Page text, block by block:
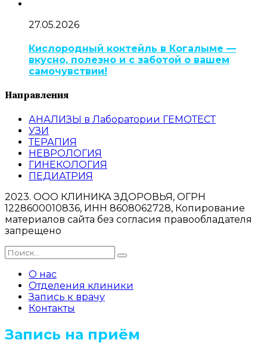
27.05.2026
Кислородный коктейль в Когалыме —
вкусно, полезно и с заботой о вашем
самочувствии!
Направления
АНАЛИЗЫ в Лаборатории ГЕМОТЕСТ
УЗИ
ТЕРАПИЯ
НЕВРОЛОГИЯ
ГИНЕКОЛОГИЯ
ПЕДИАТРИЯ
2023. ООО КЛИНИКА ЗДОРОВЬЯ, ОГРН
1228600010836, ИНН 8608062728, Копирование
материалов сайта без согласия правообладателя
запрещено
О нас
Отделения клиники
Запись к врачу
Контакты
Запись на приём